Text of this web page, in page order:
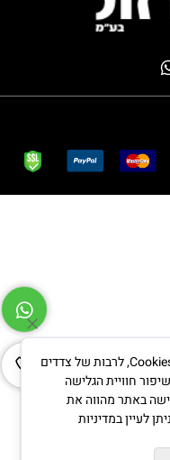
לידיעתך, באתרנו נעשה שימוש בקבצי Cookies, לרבות של צדדים
חוויית הגלישה
באתר מהווה את
לעיין במדיניות